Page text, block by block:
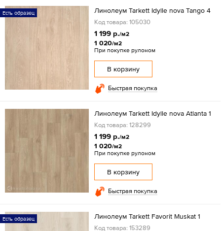
Есть образец Линолеум Tarkett Idylle nova Tango 4
Код товара: 105030
1 199 р./м2
1 020/м2
При покупке рулоном
В корзину
Быстрая покупка
Линолеум Tarkett Idylle nova Atlanta 1
Код товара: 128299
1 199 р./м2
1 020/м2
При покупке рулоном
В корзину
Быстрая покупка
Есть образец Линолеум Tarkett Favorit Muskat 1
Код товара: 153289